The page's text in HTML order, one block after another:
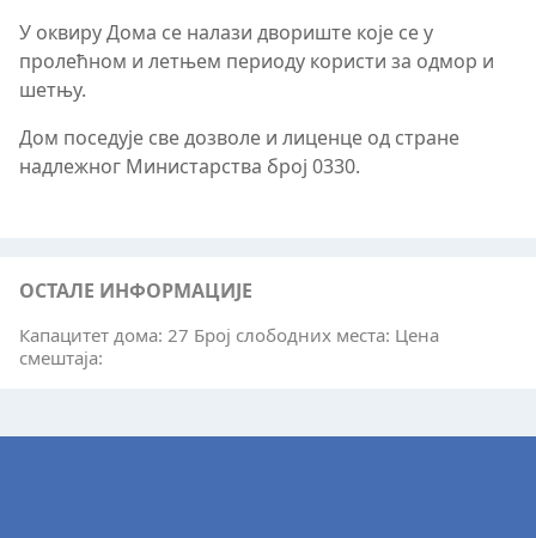
У оквиру Дома се налази двориште које се у
пролећном и летњем периоду користи за одмор и
шетњу.
Дом поседује све дозволе и лиценце од стране
надлежног Министарства број 0330.
ОСТАЛЕ ИНФОРМАЦИЈЕ
Капацитет дома: 27 Број слободних места: Цена
смештаја: